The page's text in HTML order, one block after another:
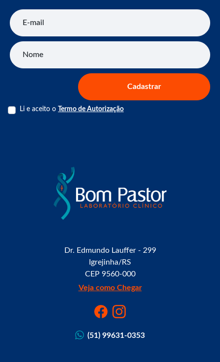
E-mail
Nome
Cadastrar
Li e aceito o Termo de Autorização
Dr. Edmundo Lauffer - 299
Igrejinha/RS
CEP 9560-000
Veja como Chegar
(51) 99631-0353